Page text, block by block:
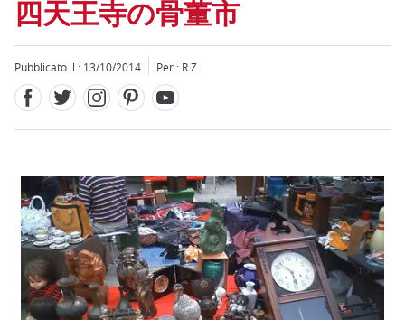
四天王寺の骨董市
Pubblicato il : 13/10/2014 Per : R.Z.